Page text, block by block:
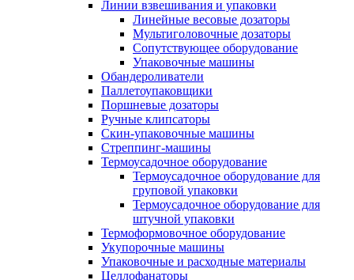
Линии взвешивания и упаковки
Линейные весовые дозаторы
Мультиголовочные дозаторы
Сопутствующее оборудование
Упаковочные машины
Обандероливатели
Паллетоупаковщики
Поршневые дозаторы
Ручные клипсаторы
Скин-упаковочные машины
Стреппинг-машины
Термоусадочное оборудование
Термоусадочное оборудование для
груповой упаковки
Термоусадочное оборудование для
штучной упаковки
Термоформовочное оборудование
Укупорочные машины
Упаковочные и расходные материалы
Целлофанаторы